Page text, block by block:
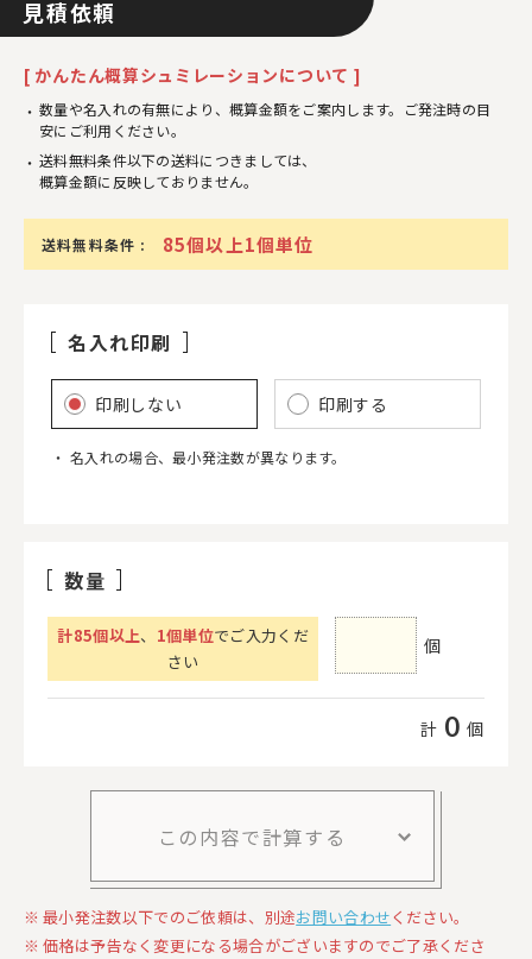
見積依頼
[ かんたん概算シュミレーションについて ]
数量や名入れの有無により、概算金額をご案内します。ご発注時の目
安にご利用ください。
送料無料条件以下の送料につきましては、
概算金額に反映しておりません。
送料無料条件 : 85個以上1個単位
名入れ印刷
印刷しない 印刷する
名入れの場合、最小発注数が異なります。
数量
計85個以上、 1個単位でご入力くだ
さい
個
計 0 個
この内容で計算する
最小発注数以下でのご依頼は、別途お問い合わせください。
価格は予告なく変更になる場合がございますのでご了承くださ